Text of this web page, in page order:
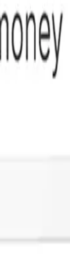
Apple Pay
— il suffit de